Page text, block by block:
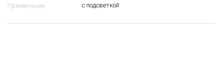
Примечание
с подсветкой